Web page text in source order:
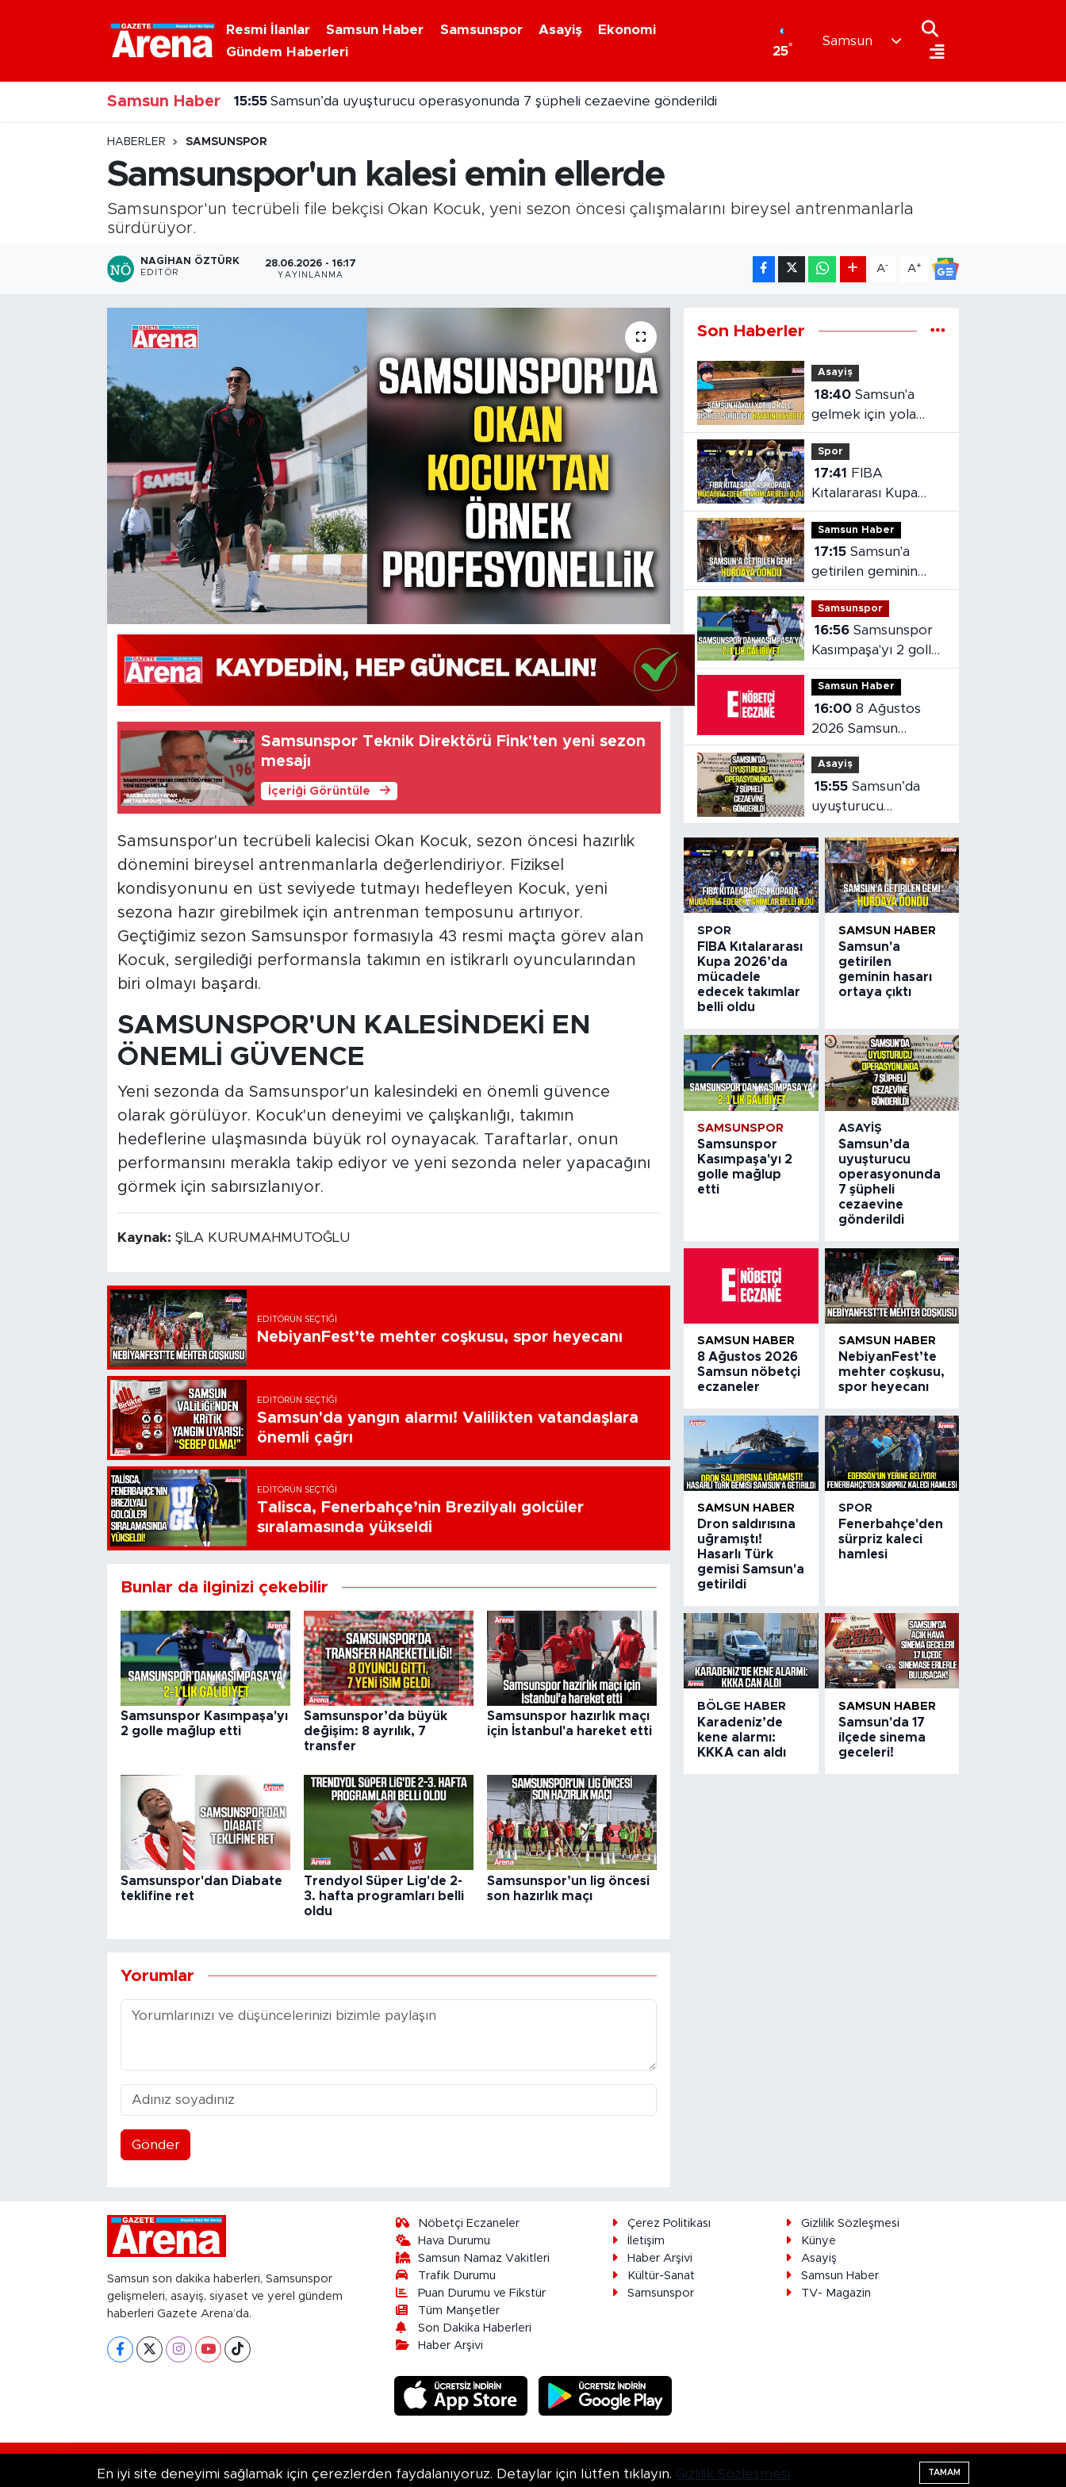
Resmi İlanlar Samsun Haber Samsunspor Asayiş
Ekonomi
Gündem Haberleri
25°
Samsun
Samsun Haber 15:55 Samsun’da uyuşturucu operasyonunda 7 şüpheli cezaevine gönderildi
HABERLER SAMSUNSPOR
Samsunspor'un kalesi emin ellerde
Samsunspor'un tecrübeli file bekçisi Okan Kocuk, yeni sezon öncesi çalışmalarını bireysel antrenmanlarla
sürdürüyor.
NAGIHAN ÖZTÜRK
EDITÖR
28.06.2026 - 16:17
YAYINLANMA
A- A+
Samsunspor Teknik Direktörü Fink'ten yeni sezon
mesajı
İçeriği Görüntüle
Samsunspor'un tecrübeli kalecisi Okan Kocuk, sezon öncesi hazırlık
dönemini bireysel antrenmanlarla değerlendiriyor. Fiziksel
kondisyonunu en üst seviyede tutmayı hedefleyen Kocuk, yeni
sezona hazır girebilmek için antrenman temposunu artırıyor.
Geçtiğimiz sezon Samsunspor formasıyla 43 resmi maçta görev alan
Kocuk, sergilediği performansla takımın en istikrarlı oyuncularından
biri olmayı başardı.
SAMSUNSPOR'UN KALESİNDEKİ EN
ÖNEMLİ GÜVENCE
Yeni sezonda da Samsunspor'un kalesindeki en önemli güvence
olarak görülüyor. Kocuk'un deneyimi ve çalışkanlığı, takımın
hedeflerine ulaşmasında büyük rol oynayacak. Taraftarlar, onun
performansını merakla takip ediyor ve yeni sezonda neler yapacağını
görmek için sabırsızlanıyor.
Kaynak: ŞİLA KURUMAHMUTOĞLU
EDITÖRÜN SEÇTIĞI
NebiyanFest’te mehter coşkusu, spor heyecanı
EDITÖRÜN SEÇTIĞI
Samsun'da yangın alarmı! Valilikten vatandaşlara
önemli çağrı
EDITÖRÜN SEÇTIĞI
Talisca, Fenerbahçe’nin Brezilyalı golcüler
sıralamasında yükseldi
Bunlar da ilginizi çekebilir
Samsunspor Kasımpaşa'yı
2 golle mağlup etti
Samsunspor’da büyük
değişim: 8 ayrılık, 7
transfer
Samsunspor hazırlık maçı
için İstanbul'a hareket etti
Samsunspor'dan Diabate
teklifine ret
Trendyol Süper Lig'de 2-
3. hafta programları belli
oldu
Samsunspor’un lig öncesi
son hazırlık maçı
Yorumlar
Gönder
Son Haberler
Asayiş
18:40 Samsun'a
gelmek için yola
çıkan bisikletiye
otomobil çarptı
Spor
17:41
Kıtalararası Kupa
2026’da mücadele
edecek takımlar
belli oldu
Samsun Haber
17:15 Samsun'a
getirilen geminin
hasarı ortaya çıktı
Samsunspor
16:56 Samsunspor
Kasımpaşa'yı 2 golle
mağlup etti
Samsun Haber
16:00 8 Ağustos
2026 Samsun
nöbetçi eczaneler
Asayiş
15:55 Samsun’da
uyuşturucu
operasyonunda 7
şüpheli cezaevine
gönderildi
SPOR
FIBA Kıtalararası
Kupa 2026’da
mücadele
edecek takımlar
belli oldu
SAMSUN HABER
Samsun'a
getirilen
geminin hasarı
ortaya çıktı
SAMSUNSPOR
Samsunspor
Kasımpaşa'yı 2
golle mağlup
etti
ASAYIŞ
Samsun’da
uyuşturucu
operasyonunda
7 şüpheli
cezaevine
gönderildi
SAMSUN HABER
8 Ağustos 2026
Samsun nöbetçi
eczaneler
SAMSUN HABER
NebiyanFest’te
mehter coşkusu,
spor heyecanı
SAMSUN HABER
Dron saldırısına
uğramıştı!
Hasarlı Türk
gemisi Samsun'a
getirildi
SPOR
Fenerbahçe'den
sürpriz kaleci
hamlesi
BÖLGE HABER
Karadeniz’de
kene alarmı:
KKKA can aldı
SAMSUN HABER
Samsun'da 17
ilçede sinema
geceleri!
Samsun son dakika haberleri, Samsunspor
gelişmeleri, asayiş, siyaset ve yerel gündem
haberleri Gazete Arena’da.
Nöbetçi Eczaneler
Hava Durumu
Samsun Namaz Vakitleri
Trafik Durumu
Puan Durumu ve Fikstür
Tüm Manşetler
Son Dakika Haberleri
Haber Arşivi
Çerez Politikası
Gizlilik Sözleşmesi
İletişim
Künye
Haber Arşivi
Asayiş
Kültür-Sanat
Samsun Haber
Samsunspor
TV- Magazin
RSS Copyright © 2026. Her hakkı saklıdır. TE Bilişim
En iyi site deneyimi sağlamak için çerezlerden faydalanıyoruz. Detaylar için lütfen tıklayın. Gizlilik Sözleşmesi TAMAM
Nöbetçi Eczaneler
Hava Durumu
Samsun Namaz Vakitleri
Trafik Durumu
Süper Lig Puan Durumu ve Fikstür
Tüm Manşetler